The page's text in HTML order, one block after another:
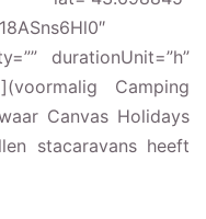
durationUnit=”h”
Camping
Canvas Holidays
stacaravans heeft